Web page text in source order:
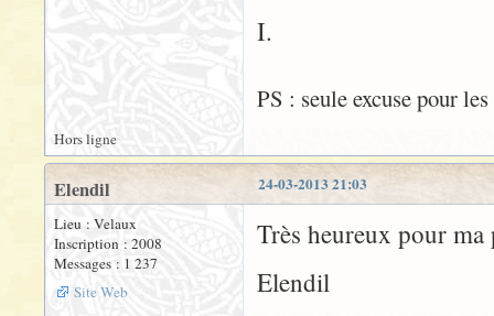
I.
PS : seule excuse pour
Hors ligne
24-03-2013 21:03
Elendil
Lieu : Velaux
Inscription : 2008
Messages : 1 237
Site Web
Très heureux pour
Elendil